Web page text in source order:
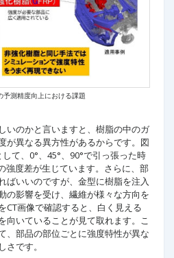
予測精度向上における課題
いのかと言いますと、樹脂の中のガ
が異なる異方性があるからです。図
て、0°、45°、90°で引っ張った時
強度差が生じています。さらに、部
ばいいのですが、金型に樹脂を注入
の影響を受け、繊維が様々な方向を
CT画像で確認すると、白く見える
向いていることが見て取れます。こ
、部品の部位ごとに強度特性が異な
です。